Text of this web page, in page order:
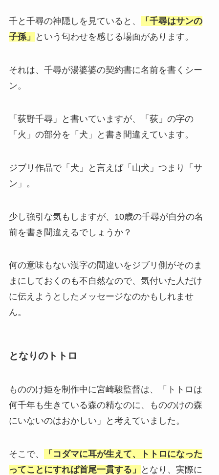
千と千尋の神隠しを見ていると、
「千尋はサンの
子孫」
という匂わせを感じる場面があります。
それは、千尋が湯婆婆の契約書に名前を書くシー
ン。
「荻野千尋」と書いていますが、「荻」の字の
「火」の部分を「犬」と書き間違えています。
ジブリ作品で「犬」と言えば「山犬」つまり「サ
ン」。
少し強引な気もしますが、10歳の千尋が自分の名
前を書き間違えるでしょうか？
何の意味もない漢字の間違いをジブリ側がそのま
まにしておくのも不自然なので、気付いた人だけ
に伝えようとしたメッセージなのかもしれませ
ん。
となりのトトロ
もののけ姫を制作中に宮崎駿監督は、「トトロは
何千年も生きている森の精なのに、もののけの森
にいないのはおかしい」と考えていました。
そこで、
「コダマに耳が生えて、トトロになった
ってことにすれば首尾一貫する」
となり、実際に